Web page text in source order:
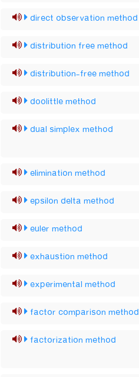
direct observation method
distribution free method
distribution-free method
doolittle method
dual simplex method
elimination method
epsilon delta method
euler method
exhaustion method
experimental method
factor comparison method
factorization method